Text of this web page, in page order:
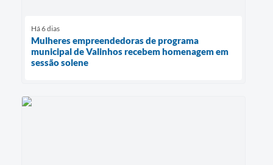
Há 6 dias
Mulheres empreendedoras de programa
municipal de Valinhos recebem homenagem em
sessão solene